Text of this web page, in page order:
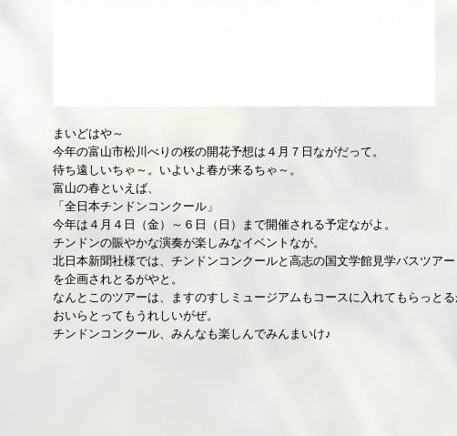
まいどはや～
今年の富山市松川べりの桜の開花予想は４月７日ながだって。
待ち遠しいちゃ～。いよいよ春が来るちゃ～。
富山の春といえば、
「全日本チンドンコンクール」
今年は４月４日（金）～６日（日）まで開催される予定ながよ。
チンドンの賑やかな演奏が楽しみなイベントなが。
北日本新聞社様では、チンドンコンクールと高志の国文学館見学バスツアー
を企画されとるがやと。
なんとこのツアーは、ますのすしミュージアムもコースに入れてもらっと
おいらとってもうれしいがぜ。
チンドンコンクール、みんなも楽しんでみんまいけ♪